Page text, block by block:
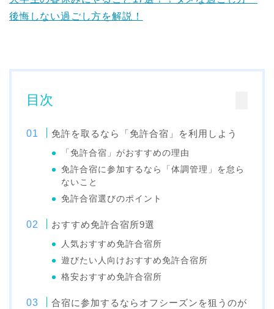
後悔しない過ごし方を解説！
目次
免許を取るなら「免許合宿」を利用しよう
「免許合宿」がおすすめの理由
免許合宿に参加するなら「体調管理」を怠ら
ないこと
免許合宿選びのポイント
おすすめ免許合宿所9選
人気おすすめ免許合宿所
遊びたい人向けおすすめ免許合宿所
格安おすすめ免許合宿所
合宿に参加するならオフシーズンを狙うのが